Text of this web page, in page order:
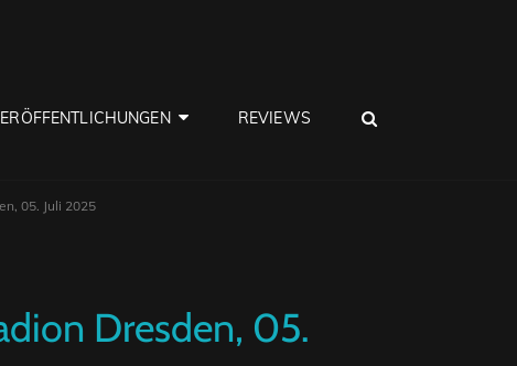
REVIEWS
05. Juli 2025
Dresden, 05.